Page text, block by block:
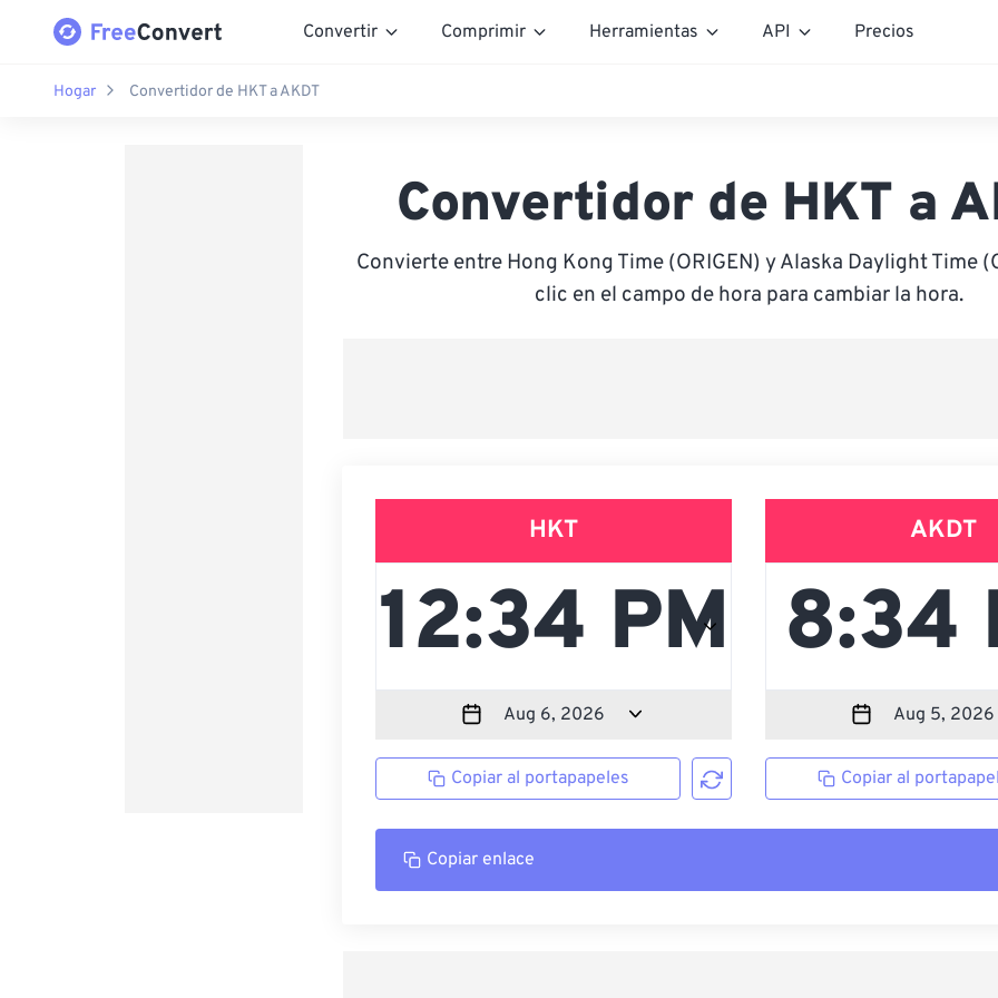
Convertir Comprimir Herramientas API Precios
Hogar Convertidor de HKT a AKDT
Convertidor de HKT a
Convierte entre Hong Kong Time (ORIGEN) y Alaska Daylight Time
clic en el campo de hora para cambiar la hora.
HKT
Copiar al portapapeles
AKDT
Copiar al
Copiar enlace